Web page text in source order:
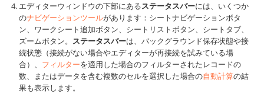
エディターウィンドウの下部にあるステータスバーには、いくつか
のナビゲーションツールがあります：シートナビゲーションボタ
ン、ワークシート追加ボタン、シートリストボタン、シートタブ、
ズームボタン。 ステータスバーは、バックグラウンド保存状態や接
続状態（接続がない場合やエディターが再接続を試みている場
合）、 フィルターを適用した場合のフィルターされたレコードの
数、またはデータを含む複数のセルを選択した場合の自動計算の結
果も表示します。